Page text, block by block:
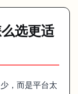
项目和面试基础，确
岗位，而不是短
选更适
，而是平台太